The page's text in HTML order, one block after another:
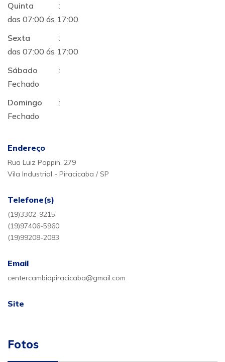
Quinta
:
das 07:00 ás 17:00
Sexta
:
das 07:00 ás 17:00
Sábado
:
Fechado
Domingo
:
Fechado
Endereço
Rua Luiz Poppin, 279
Vila Industrial - Piracicaba / SP
Telefone(s)
(19)3302-9215
(19)97406-5960
(19)99208-2083
Email
centercambiopiracicaba@gmail.com
Site
Fotos